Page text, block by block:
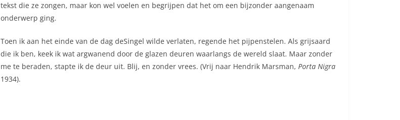
tekst die ze zongen, maar kon wel voelen en begrijpen dat het om een bijzonder aangenaam
onderwerp ging.
Toen ik aan het einde van de dag deSingel wilde verlaten, regende het pijpenstelen. Als grijsaard
die ik ben, keek ik wat argwanend door de glazen deuren waarlangs de wereld slaat. Maar zonder
me te beraden, stapte ik de deur uit. Blij, en zonder vrees. (Vrij naar Hendrik Marsman, Porta Nigra
1934).